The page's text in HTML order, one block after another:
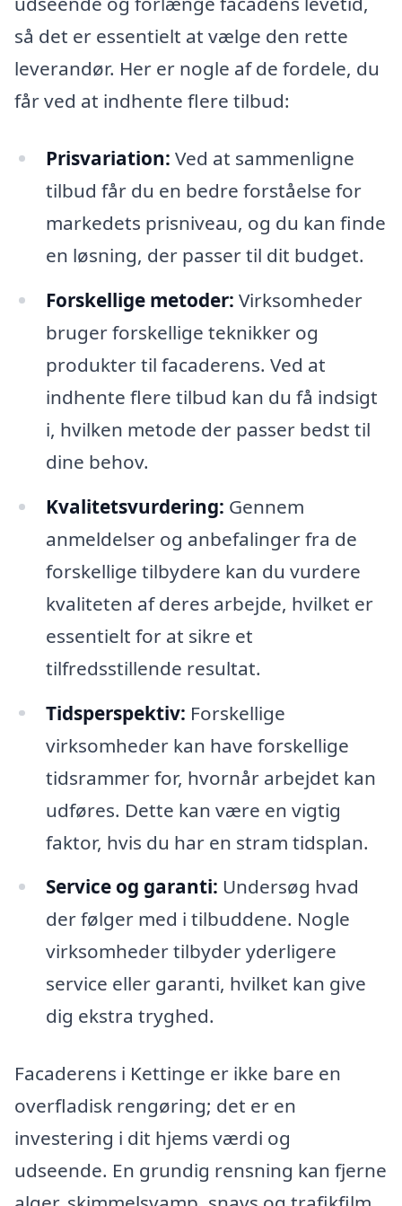
så det er essentielt at vælge den rette
leverandør. Her er nogle af de fordele, du
får ved at indhente flere tilbud:
Prisvariation: Ved at sammenligne
tilbud får du en bedre forståelse for
markedets prisniveau, og du kan finde
en løsning, der passer til dit budget.
Forskellige metoder: Virksomheder
bruger forskellige teknikker og
produkter til facaderens. Ved at
indhente flere tilbud kan du få indsigt
i, hvilken metode der passer bedst til
dine behov.
Kvalitetsvurdering: Gennem
anmeldelser og anbefalinger fra de
forskellige tilbydere kan du vurdere
kvaliteten af deres arbejde, hvilket er
essentielt for at sikre et
tilfredsstillende resultat.
Tidsperspektiv: Forskellige
virksomheder kan have forskellige
tidsrammer for, hvornår arbejdet kan
udføres. Dette kan være en vigtig
faktor, hvis du har en stram tidsplan.
Service og garanti: Undersøg hvad
der følger med i tilbuddene. Nogle
virksomheder tilbyder yderligere
service eller garanti, hvilket kan give
dig ekstra tryghed.
Facaderens i Kettinge er ikke bare en
overfladisk rengøring; det er en
investering i dit hjems værdi og
udseende. En grundig rensning kan fjerne